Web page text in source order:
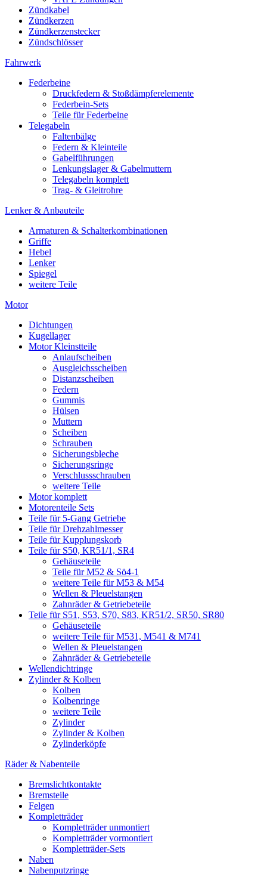
Zündkabel
Zündkerzen
Zündkerzenstecker
Zündschlösser
Fahrwerk
Federbeine
Druckfedern & Stoßdämpferelemente
Federbein-Sets
Teile für Federbeine
Telegabeln
Faltenbälge
Federn & Kleinteile
Gabelführungen
Lenkungslager & Gabelmuttern
Telegabeln komplett
Trag- & Gleitrohre
Lenker & Anbauteile
Armaturen & Schalterkombinationen
Griffe
Hebel
Lenker
Spiegel
weitere Teile
Motor
Dichtungen
Kugellager
Motor Kleinstteile
Anlaufscheiben
Ausgleichsscheiben
Distanzscheiben
Federn
Gummis
Hülsen
Muttern
Scheiben
Schrauben
Sicherungsbleche
Sicherungsringe
Verschlussschrauben
weitere Teile
Motor komplett
Motorenteile Sets
Teile für 5-Gang Getriebe
Teile für Drehzahlmesser
Teile für Kupplungskorb
Teile für S50, KR51/1, SR4
Gehäuseteile
Teile für M52 & Sö4-1
weitere Teile für M53 & M54
Wellen & Pleuelstangen
Zahnräder & Getriebeteile
Teile für S51, S53, S70, S83, KR51/2, SR50, SR80
Gehäuseteile
weitere Teile für M531, M541 & M741
Wellen & Pleuelstangen
Zahnräder & Getriebeteile
Wellendichtringe
Zylinder & Kolben
Kolben
Kolbenringe
weitere Teile
Zylinder
Zylinder & Kolben
Zylinderköpfe
Räder & Nabenteile
Bremslichtkontakte
Bremsteile
Felgen
Kompletträder
Kompletträder unmontiert
Kompletträder vormontiert
Kompletträder-Sets
Naben
Nabenputzringe